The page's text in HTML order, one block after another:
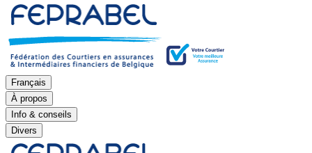
Français
À propos
Info & conseils
Divers